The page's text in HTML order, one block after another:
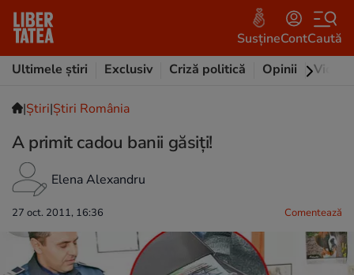
SusțineContCaută
Ultimele știri
Exclusiv Criză politică Opinii Video
|Ştiri|Știri România
A primit cadou banii găsiți!
Elena Alexandru
27 oct. 2011, 16:36 Comentează